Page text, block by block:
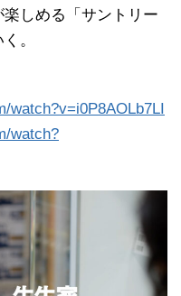
しめる「サントリー
。
watch?v=i0P8AOLb7LI
watch?